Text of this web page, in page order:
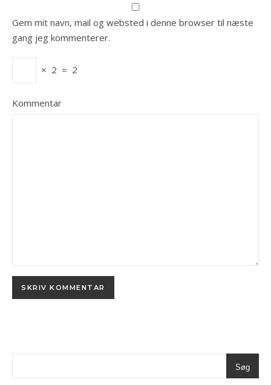
Gem mit navn, mail og websted i denne browser til næste
gang jeg kommenterer.
× 2 = 2
Kommentar
Søg